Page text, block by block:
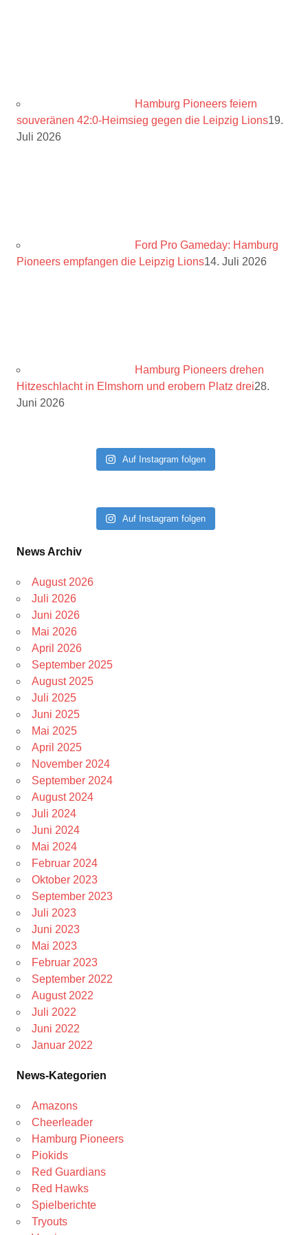
Hamburg Pioneers feiern
souveränen 42:0-Heimsieg gegen die Leipzig Lions19.
Juli 2026
Ford Pro Gameday: Hamburg
Pioneers empfangen die Leipzig Lions14. Juli 2026
Hamburg Pioneers drehen
Hitzeschlacht in Elmshorn und erobern Platz drei28.
Juni 2026
Auf Instagram folgen
Auf Instagram folgen
News Archiv
August 2026
Juli 2026
Juni 2026
Mai 2026
April 2026
September 2025
August 2025
Juli 2025
Juni 2025
Mai 2025
April 2025
November 2024
September 2024
August 2024
Juli 2024
Juni 2024
Mai 2024
Februar 2024
Oktober 2023
September 2023
Juli 2023
Juni 2023
Mai 2023
Februar 2023
September 2022
August 2022
Juli 2022
Juni 2022
Januar 2022
News-Kategorien
Amazons
Cheerleader
Hamburg Pioneers
Piokids
Red Guardians
Red Hawks
Spielberichte
Tryouts